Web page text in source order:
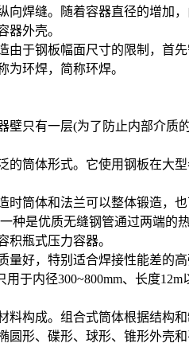
向焊缝。随着容器直径的增加
器外壳。
由于钢板幅面尺寸的限制，首
为环焊，简称环焊。
壁只有一层(为了防止内部介
的筒体形式。它使用钢板在大
时筒体和法兰可以整体锻造，
种是优质无缝钢管通过两端
积瓶式压力容器。
量好，特别适合焊接性能差的
于内径300~800mm、长度
构成。组合式筒体根据结构和
形、碟形、球形、锥形外壳